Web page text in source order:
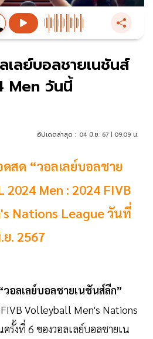
ลย์บอลชายเนชันส์
Men วันนี้
อัปเดตล่าสุด : 04 มิ.ย. 67 | 09:09 น.
สด “วอลเลย์บอลชาย
2024 Men : 2024 FIVB
Nations League วันที่
. 2567
อลเลย์บอลชายเนชันส์ลีก”
Volleyball Men's Nations
รั้งที่ 6 ของวอลเลย์บอลชายเน